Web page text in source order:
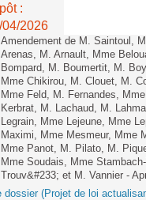
:
04/2026
Amendement de M. Saintoul,
Arenas, M. Arnault, Mme
Bompard, M. Boumertit, M.
Mme Chikirou, M. Clouet, M.
Mme Feld, M. Fernandes,
Kerbrat, M. Lachaud, M.
Legrain, Mme Lejeune, Mme
Maximi, Mme Mesmeur, Mme
Mme Panot, M. Pilato, M.
Mme Soudais, Mme
Trouv&#233; et M. Vannier -
dossier (Projet de loi